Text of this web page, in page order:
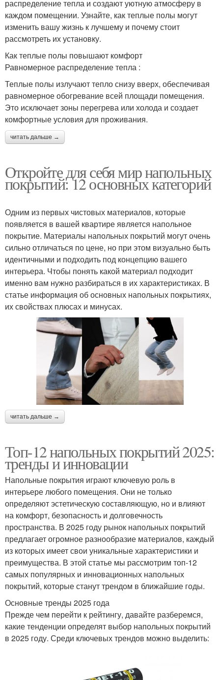
распределение тепла и создают уютную атмосферу в
каждом помещении. Узнайте, как теплые полы могут
изменить вашу жизнь к лучшему и почему стоит
рассмотреть их установку.
Как теплые полы повышают комфорт
Равномерное распределение тепла :
Теплые полы излучают тепло снизу вверх, обеспечивая
равномерное обогревание всей площади помещения.
Это исключает зоны перегрева или холода и создает
комфортные условия для проживания.
читать дальше →
Откройте для себя мир напольных
покрытий: 12 основных категорий
Одним из первых чистовых материалов, которые
появляется в вашей квартире является напольное
покрытие. Материалы напольных покрытий могут очень
сильно отличаться по цене, но при этом визуально быть
идентичными и подходить под концепцию вашего
интерьера. Чтобы понять какой материал подходит
именно вам нужно разбираться в их характеристиках. В
статье информация об основных напольных покрытиях,
их свойствах плюсах и минусах.
читать дальше →
Топ-12 напольных покрытий 2025:
тренды и инновации
Напольные покрытия играют ключевую роль в
интерьере любого помещения. Они не только
определяют эстетическую составляющую, но и влияют
на комфорт, безопасность и долговечность
пространства. В 2025 году рынок напольных покрытий
предлагает огромное разнообразие материалов, каждый
из которых имеет свои уникальные характеристики и
преимущества. В этой статье мы рассмотрим топ-12
самых популярных и инновационных напольных
покрытий, которые станут трендом в ближайшие годы.
Основные тренды 2025 года
Прежде чем перейти к рейтингу, давайте разберемся,
какие тенденции определят выбор напольных покрытий
в 2025 году. Среди ключевых трендов можно выделить: